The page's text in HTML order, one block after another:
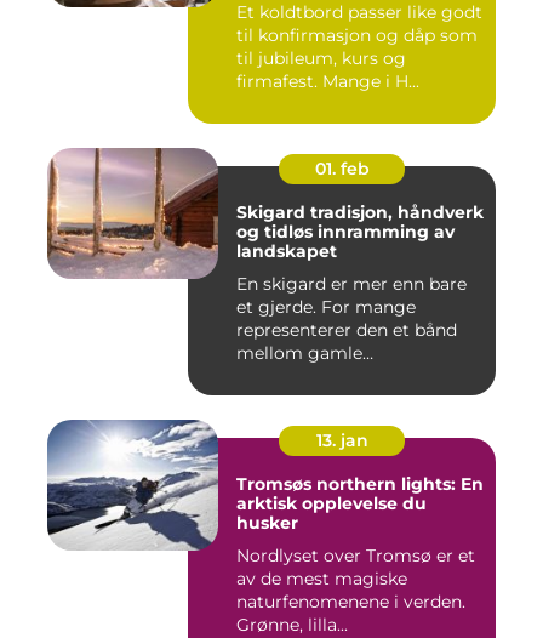
Et koldtbord passer like godt
til konfirmasjon og dåp som
til jubileum, kurs og
firmafest. Mange i H...
01. feb
Skigard tradisjon, håndverk
og tidløs innramming av
landskapet
En skigard er mer enn bare
et gjerde. For mange
representerer den et bånd
mellom gamle
13. jan
Tromsøs northern lights: En
arktisk opplevelse du
husker
Nordlyset over Tromsø er et
av de mest magiske
naturfenomenene i verden.
Grønne, lilla...